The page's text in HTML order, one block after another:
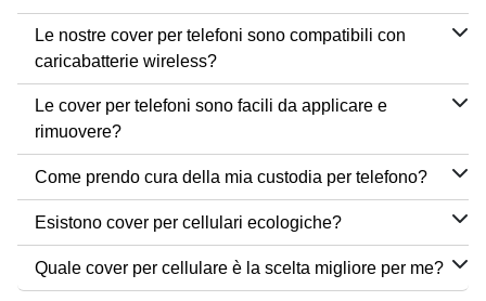
Le nostre cover per telefoni sono compatibili con
caricabatterie wireless?
Le cover per telefoni sono facili da applicare e
rimuovere?
Come prendo cura della mia custodia per telefono?
Esistono cover per cellulari ecologiche?
Quale cover per cellulare è la scelta migliore per me?